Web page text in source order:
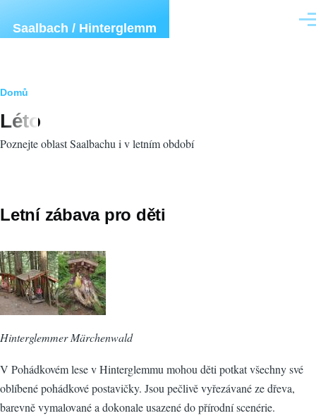
Saalbach / Hinterglemm
Drobečková
navigace
Domů
Léto
Poznejte oblast Saalbachu i v letním období
Letní zábava pro děti
Hinterglemmer Märchenwald
V Pohádkovém lese v Hinterglemmu mohou děti potkat všechny své
oblíbené pohádkové postavičky. Jsou pečlivě vyřezávané ze dřeva,
barevně vymalované a dokonale usazené do přírodní scenérie.